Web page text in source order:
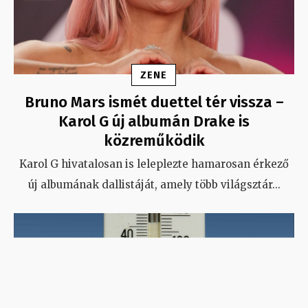
ZENE
Bruno Mars ismét duettel tér vissza –
Karol G új albumán Drake is
közreműködik
Karol G hivatalosan is leleplezte hamarosan érkező
új albumának dallistáját, amely több világsztár...